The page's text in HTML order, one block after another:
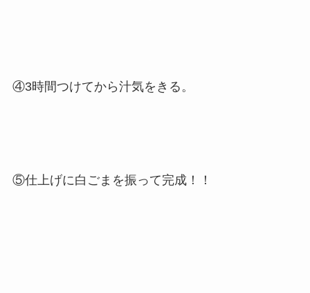
④3時間つけてから汁気をきる。
⑤仕上げに白ごまを振って完成！！